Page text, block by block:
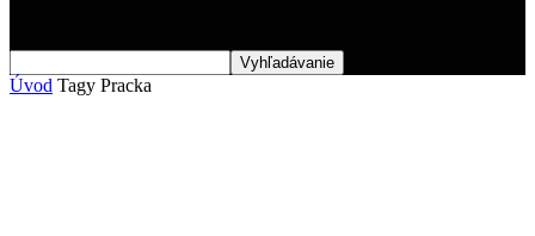
Úvod Tagy Pracka